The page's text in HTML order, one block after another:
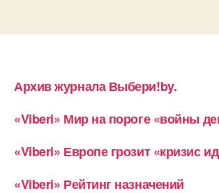
Архив журнала Выбери!by.
«Viberi» Мир на пороге «войны
«Viberi» Европе грозит «кризис
«Viberi» Рейтинг назначений